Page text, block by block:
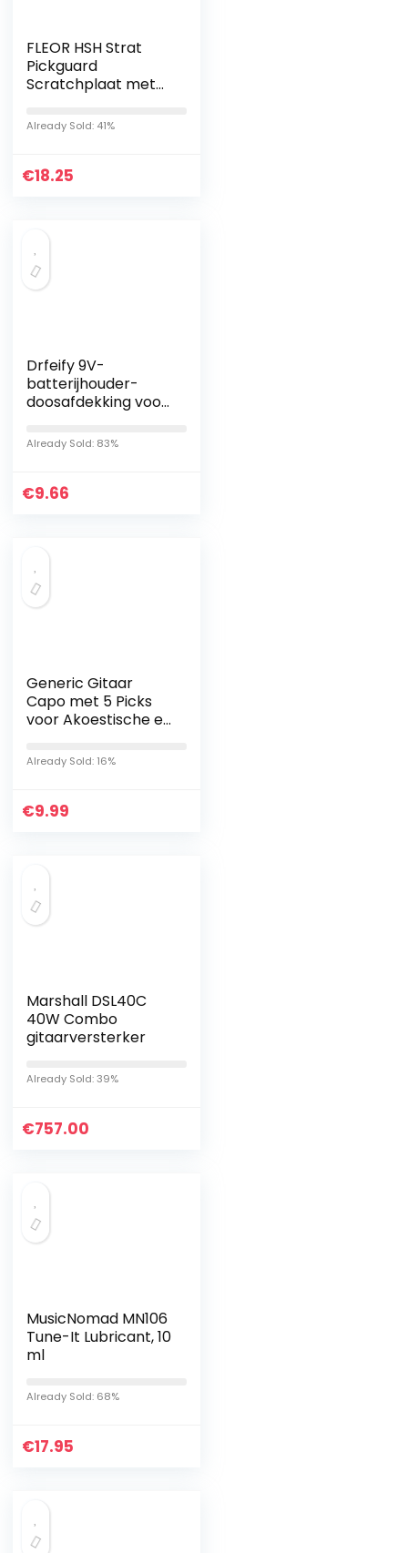
FLEOR HSH Strat
Pickguard
Scratchplaat met
American/Mexicaan
s, moderne
Stratocaster…
Already Sold: 41%
€18.25
Drfeify 9V-
batterijhouder-
doosafdekking voor
accessoires
Already Sold: 83%
€9.66
Generic Gitaar
Capo met 5 Picks
voor Akoestische en
Ukulele Mandoline
Banjo Klassieke
Already Sold: 16%
€9.99
Marshall DSL40C
40W Combo
gitaarversterker
Already Sold: 39%
€757.00
MusicNomad MN106
Tune-It Lubricant, 10
ml
Already Sold: 68%
€17.95